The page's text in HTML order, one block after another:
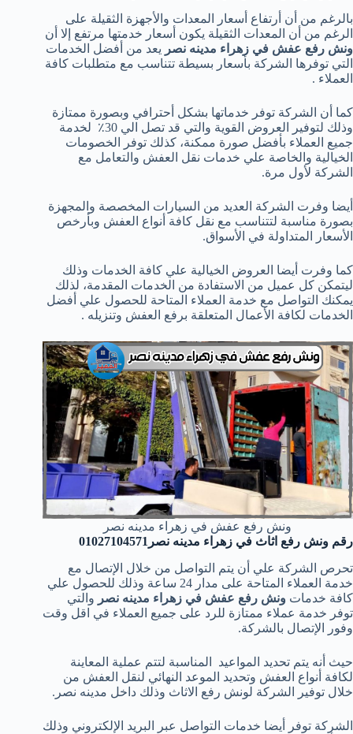
بالرغم من أن أرتفاع أسعار المعدات والأجهزة الثقيلة على
الرغم من أن المعدات الثقيلة يكون أسعار خدمتها مرتفع إلا أن
ونش رفع عفش في زهراء مدينه نصر يعد من أفضل الخدمات
التي توفرها الشركة بأسعار بسيطة تتناسب مع متطلبات كافة
العملاء .
كما أن الشركة توفر خدماتها بشكل أحترافي وبصورة ممتازة
وذلك لتوفير العروض القوية والتي قد تصل الي 30٪ لخدمة
جميع العملاء بأفضل صورة ممكنة، كذلك توفر الخصومات
الخيالية والخاصة علي خدمات نقل العفش والتعامل مع
الشركة لأول مرة.
أيضا وفرت الشركة العديد من السيارات المخصصة والمجهزة
بصورة مناسبة لتتناسب مع نقل كافة أنواع العفش وبأرخص
الأسعار المتداولة في الأسواق.
كما وفرت أيضا العروض الخيالية علي كافة الخدمات وذلك
ليتمكن كل عميل من الاستفادة من الخدمات المقدمة، لذلك
يمكنك التواصل مع خدمة العملاء المتاحة للحصول علي أفضل
الخدمات لكافة الأعمال المتعلقة برفع العفش وتنزيله .
ونش رفع عفش في زهراء مدينه نصر
رقم ونش رفع اثاث في زهراء مدينه نصر01027104571
تحرص الشركة علي أن يتم التواصل من خلال الإتصال مع
خدمة العملاء المتاحة على مدار 24 ساعة وذلك للحصول علي
كافة خدمات ونش رفع عفش في زهراء مدينه نصر والتي
توفر خدمة عملاء ممتازة للرد على جميع العملاء في اقل وقت
وفور الإتصال بالشركة.
حيث أنه يتم تحديد المواعيد المناسبة لتتم عملية المعاينة
لكافة أنواع العفش وتحديد الموعد النهائي لنقل العفش من
خلال توفير الشركة لونش رفع الاثاث وذلك داخل مدينه نصر.
الشركة توفر أيضا خدمات التواصل عبر البريد الإلكتروني وذلك